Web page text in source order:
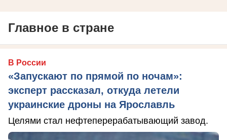
Главное в стране
В России
«Запускают по прямой по ночам»:
эксперт рассказал, откуда летели
украинские дроны на Ярославль
Целями стал нефтеперерабатывающий завод.